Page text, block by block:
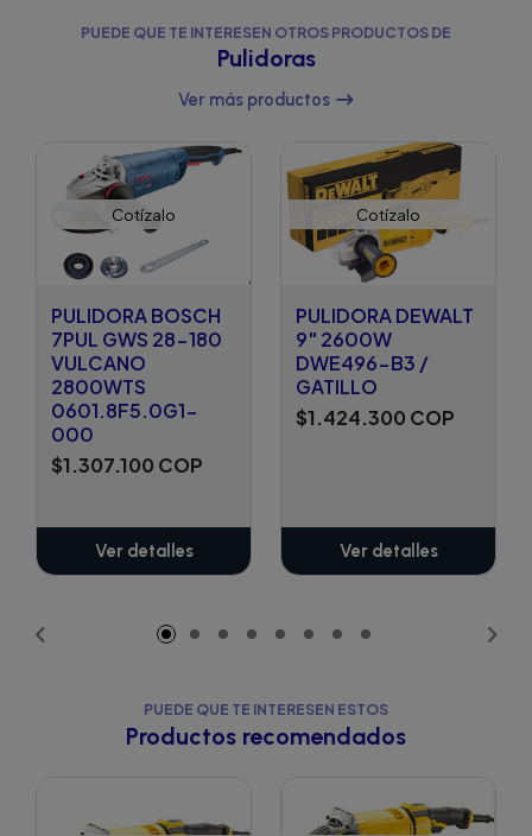
PUEDE QUE TE INTERESEN OTROS PRODUCTOS DE
Pulidoras
Ver más productos
Cotízalo
PULIDORA BOSCH
7PUL GWS 28-180
VULCANO
2800WTS
0601.8F5.0G1-
000
$1.307.100 COP
Ver detalles
Cotízalo
PULIDORA DEWALT
9" 2600W
DWE496-B3 /
GATILLO
$1.424.300 COP
Ver detalles
PUEDE QUE TE INTERESEN ESTOS
Productos recomendados